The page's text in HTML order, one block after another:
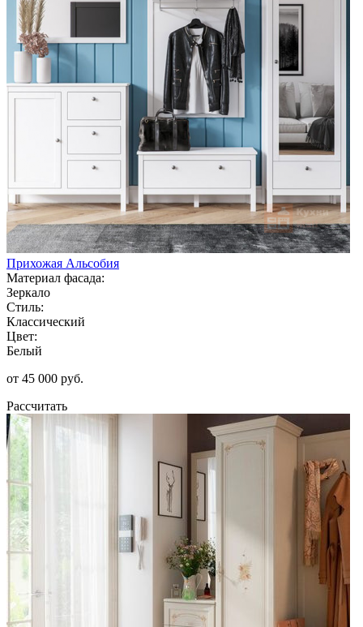
Прихожая Альсобия
Материал фасада:
Зеркало
Стиль:
Классический
Цвет:
Белый
от 45 000 руб.
Рассчитать